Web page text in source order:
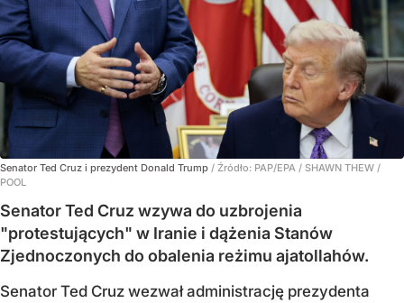
Senator Ted Cruz i prezydent Donald Trump / Źródło: PAP/EPA / SHAWN THEW /
POOL
Senator Ted Cruz wzywa do uzbrojenia
"protestujących" w Iranie i dążenia Stanów
Zjednoczonych do obalenia reżimu ajatollahów.
Senator Ted Cruz wezwał administrację prezydenta